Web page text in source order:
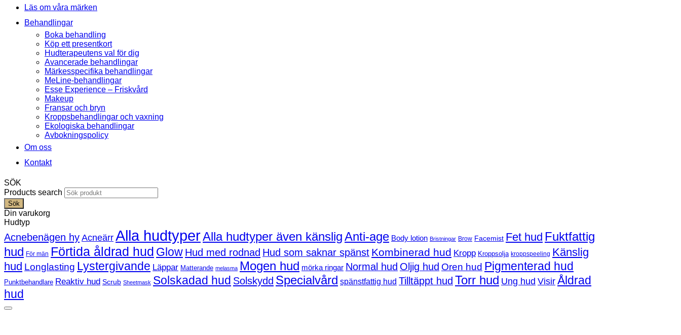
Läs om våra märken
Behandlingar
Boka behandling
Köp ett presentkort
Hudterapeutens val för dig
Avancerade behandlingar
Märkesspecifika behandlingar
MeLine-behandlingar
Esse Experience – Friskvård
Makeup
Fransar och bryn
Kroppsbehandlingar och vaxning
Ekologiska behandlingar
Avbokningspolicy
Om oss
Kontakt
SÖK
Products search
Sök
Din varukorg
Hudtyp
Acnebenägen hy Acneärr Alla hudtyperAlla hudtyper även känsligAnti-age Body lotion Bristningar Brow Facemist Fet hud Fuktfattig
hud För män Förtida åldrad hud Glow Hud med rodnad Hud som saknar spänst Kombinerad hud Kropp Kroppsolja kroppspeeling Känslig
hud Longlasting Lystergivande Läppar Matterande melasma Mogen hud mörka ringar Normal hud Oljig hud Oren hud Pigmenterad hud
Punktbehandlare Reaktiv hud Scrub Sheetmask Solskadad hud Solskydd Specialvård spänstfattig hud Tilltäppt hud Torr hud Ung hud VisirÅldrad
hud